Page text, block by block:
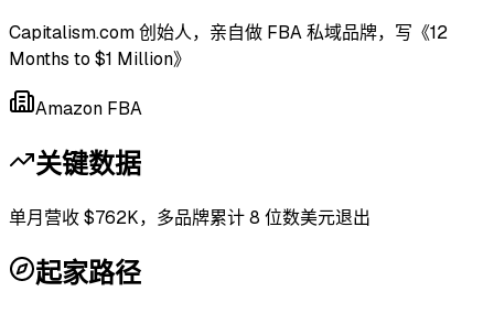
Capitalism.com 创始人，亲自做 FBA 私域品牌，写《12
Months to $1 Million》
Amazon FBA
关键数据
单月营收 $762K，多品牌累计 8 位数美元退出
起家路径